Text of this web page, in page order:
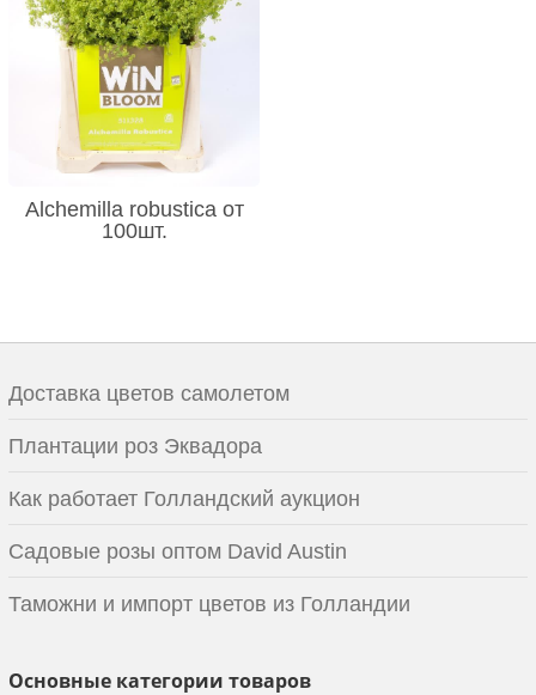
Alchemilla robustica от
100шт.
Доставка цветов самолетом
Плантации роз Эквадора
Как работает Голландский аукцион
Садовые розы оптом David Austin
Таможни и импорт цветов из Голландии
Основные категории товаров